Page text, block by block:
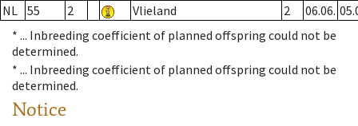
NL 55 2 Vlieland 2 06.06.
* ... Inbreeding coefficient of planned offspring could not be
determined.
* ... Inbreeding coefficient of planned offspring could not be
determined.
Notice